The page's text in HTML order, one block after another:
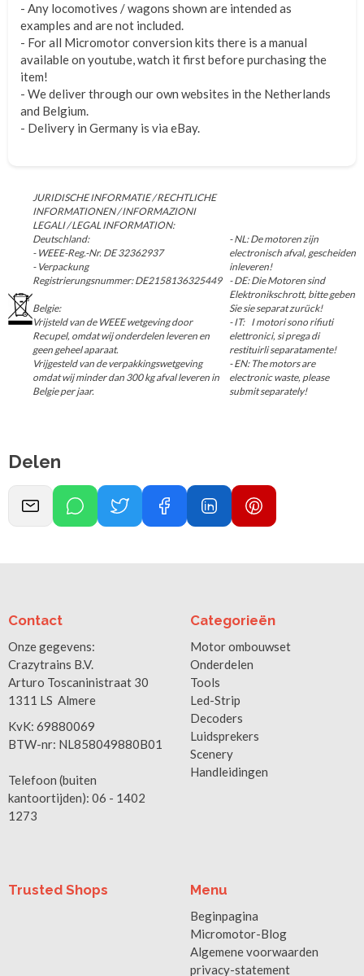
- Any locomotives / wagons shown are intended as
examples and are not included.
- For all Micromotor conversion kits there is a manual
available on youtube, watch it first before purchasing the
item!
- We deliver through our own websites in the Netherlands
and Belgium.
- Delivery in Germany is via eBay.
JURIDISCHE INFORMATIE / RECHTLICHE
INFORMATIONEN / INFORMAZIONI
LEGALI / LEGAL INFORMATION:
Deutschland:
- WEEE-Reg.-Nr. DE 32362937
- Verpackung
Registrierungsnummer: DE2158136325449
Belgie:
Vrijsteld van de WEEE wetgeving door
Recupel, omdat wij onderdelen leveren en
geen geheel aparaat.
Vrijgesteld van de verpakkingswetgeving
omdat wij minder dan 300 kg afval leveren in
Belgie per jaar.
- NL: De motoren zijn
electronisch afval, gescheiden
inleveren!
- DE: Die Motoren sind
Elektronikschrott, bitte geben
Sie sie separat zurück!
- IT: I motori sono rifiuti
elettronici, si prega di
restituirli separatamente!
- EN: The motors are
electronic waste, please
submit separately!
Delen
Categorieën
Motor ombouwset
Onderdelen
Tools
Led-Strip
Decoders
Luidsprekers
Scenery
Handleidingen
Menu
Beginpagina
Micromotor-Blog
Algemene voorwaarden
privacy-statement
Contact
Onze gegevens:
Crazytrains B.V.
Arturo Toscaninistraat 30
1311 LS Almere
KvK: 69880069
BTW-nr: NL858049880B01
Telefoon (buiten
kantoortijden): 06 - 1402
1273
Trusted Shops